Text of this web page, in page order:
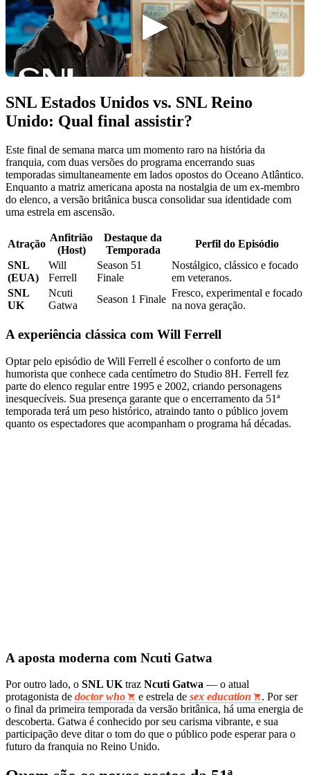
SNL Estados Unidos vs. SNL Reino
Unido: Qual final assistir?
Este final de semana marca um momento raro na história da
franquia, com duas versões do programa encerrando suas
temporadas simultaneamente em lados opostos do Oceano Atlântico.
Enquanto a matriz americana aposta na nostalgia de um ex-membro
do elenco, a versão britânica busca consolidar sua identidade com
uma estrela em ascensão.
Atração
Anfitrião
(Host)
Destaque da
Temporada
Perfil do Episódio
SNL
(EUA)
Will
Ferrell
Season 51
Finale
Nostálgico, clássico e focado
em veteranos.
SNL
UK
Ncuti
Gatwa
Season 1 Finale
Fresco, experimental e focado
na nova geração.
A experiência clássica com Will Ferrell
Optar pelo episódio de Will Ferrell é escolher o conforto de um
humorista que conhece cada centímetro do Studio 8H. Ferrell fez
parte do elenco regular entre 1995 e 2002, criando personagens
inesquecíveis. Sua presença garante que o encerramento da 51ª
temporada terá um peso histórico, atraindo tanto o público jovem
quanto os espectadores que acompanham o programa há décadas.
A aposta moderna com Ncuti Gatwa
Por outro lado, o SNL UK traz Ncuti Gatwa — o atual
protagonista de doctor who e estrela de sex education
. Por ser
o final da primeira temporada da versão britânica, há uma energia de
descoberta. Gatwa é conhecido por seu carisma vibrante, e sua
participação deve ditar o tom do que o público pode esperar para o
futuro da franquia no Reino Unido.